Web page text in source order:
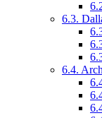
6.3.
6.4.